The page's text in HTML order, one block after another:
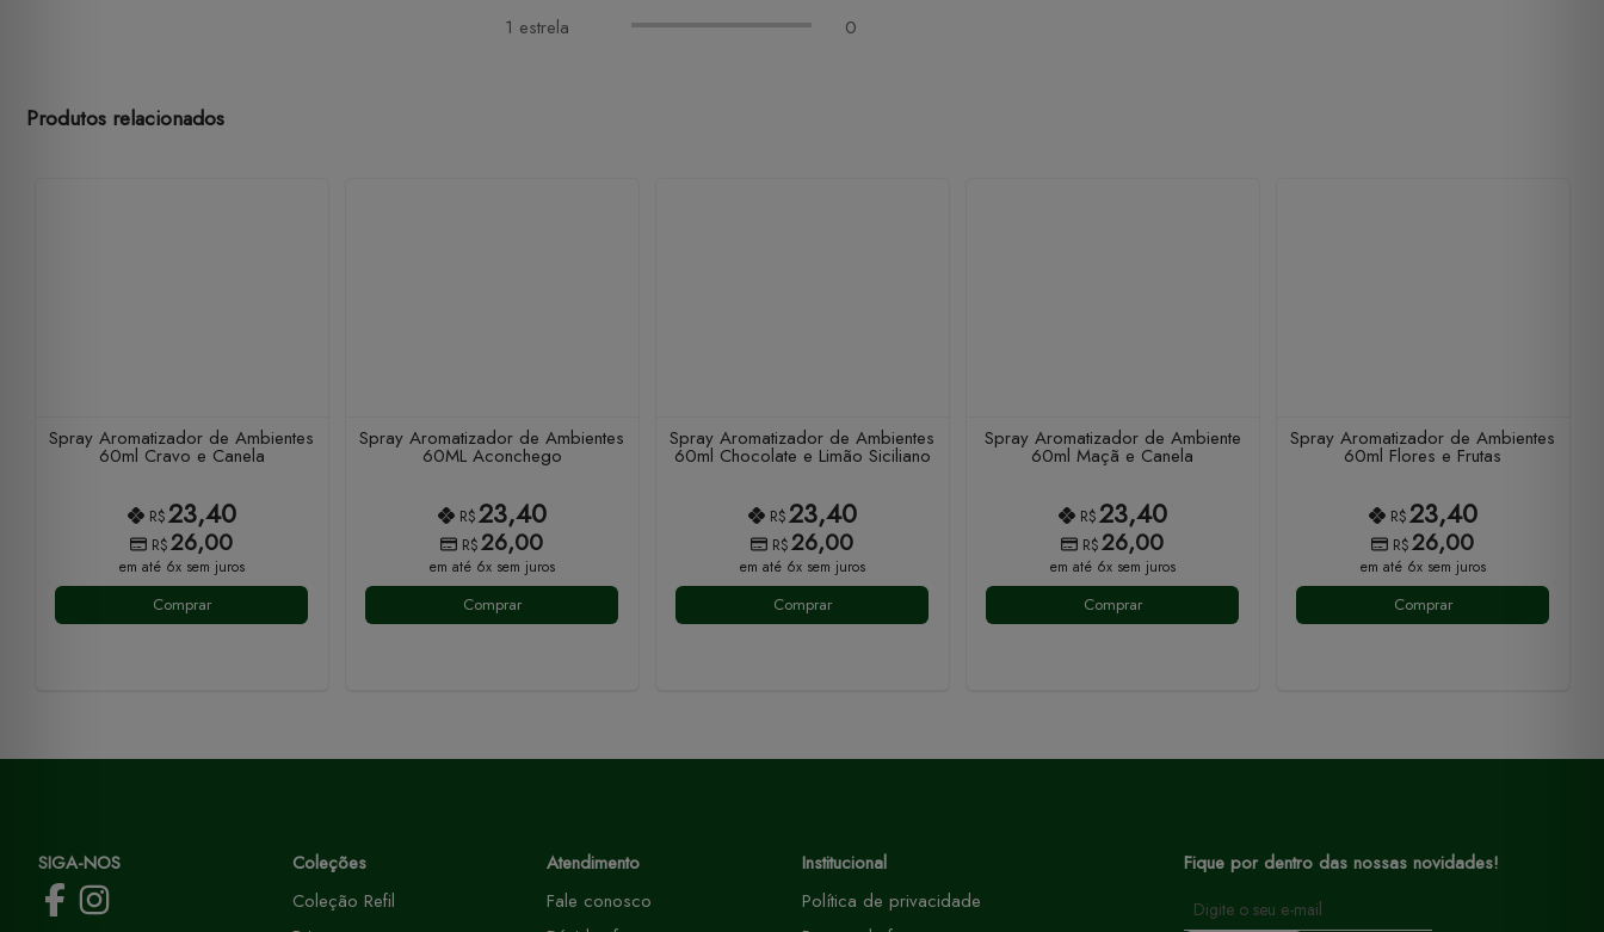
1 estrela
0
Produtos relacionados
Spray Aromatizador de Ambientes
60ml Cravo e Canela
R$23,40
R$26,00
em até 6x sem juros
Comprar
Spray Aromatizador de Ambientes
60ML Aconchego
R$23,40
R$26,00
em até 6x sem juros
Comprar
Spray Aromatizador de Ambientes
60ml Chocolate e Limão Siciliano
R$23,40
R$26,00
em até 6x sem juros
Comprar
Spray Aromatizador de Ambiente
60ml Maçã e Canela
R$23,40
R$26,00
em até 6x sem juros
Comprar
Spray Aromatizador de Ambientes
60ml Flores e Frutas
R$23,40
R$26,00
em até 6x sem juros
Comprar
SIGA-NOS
Coleções
Coleção Refil
Atendimento
Fale conosco
Institucional
Política de privacidade
Fique por dentro das nossas novidades!